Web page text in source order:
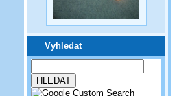
Vyhledat